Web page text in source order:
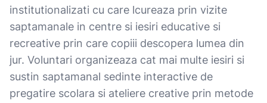
institutionalizati cu care lcureaza prin vizite
saptamanale in centre si iesiri educative si
recreative prin care copiii descopera lumea din
jur. Voluntari organizeaza cat mai multe iesiri si
sustin saptamanal sedinte interactive de
pregatire scolara si ateliere creative prin metode